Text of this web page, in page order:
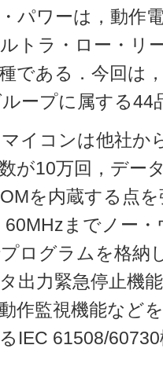
パワーは，動作
トラ・ロー・リ
である．今回は
ープに属する44
イコンは他社か
が10万回，デー
を内蔵する点
までノー
ログラムを格納
出力緊急停止機
作監視機能など
IEC 61508/